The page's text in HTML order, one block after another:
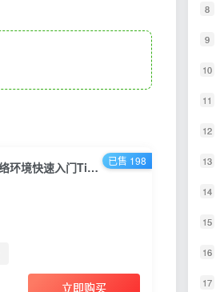
TikTok爆品-选品逻辑+运营思路：解决网络环境快速入门TikTok
立即购买
已售 198
8
9
10
11
12
13
14
15
16
17